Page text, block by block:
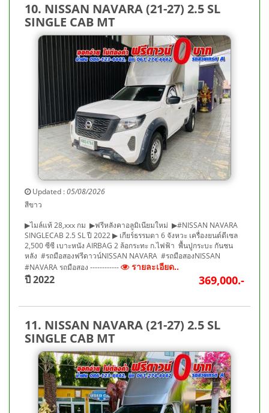
10. NISSAN NAVARA (21-27) 2.5 SL
SINGLE CAB MT
Updated :05/08/2026
สีขาว
▶ไมล์แท้ 28,xxx กม ▶ฟรีหลังคาอลูมิเนียมใหม่ ▶#NISSAN NAVARA
SINGLECAB 2.5 SL ปี 2022 ▶ เกียร์ธรรมดา 6 จังหวะ เครื่องยนต์ดีเซล
2,500 ซีซี เบาะหนัง AIRBAG 2 ล้อกระทะ ก.ไฟฟ้า พื้นปูกระบะ กันชน
หลัง #รถมือสองฟรีดาวน์NISSAN NAVARA #รถมือสองNISSAN
#NAVARA รถมือสอง ------------
รายละเอียด..
ปี 2022 369,000.-
11. NISSAN NAVARA (21-27) 2.5 SL
SINGLE CAB MT